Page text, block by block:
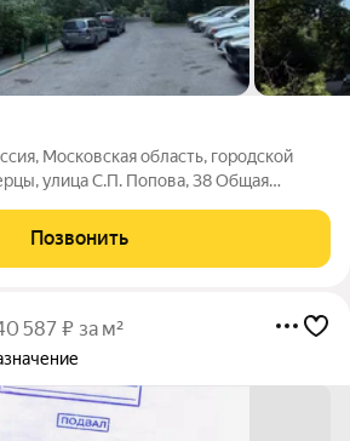
Московская область, городской
улица С.П. Попова, 38 Общая
к продаже подвальное
108 кв. м,
Позвонить
587 ₽ за м²